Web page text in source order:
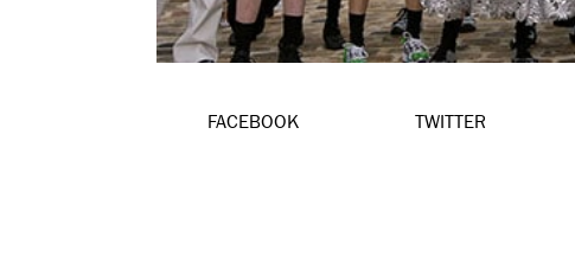
FACEBOOK TWITTER